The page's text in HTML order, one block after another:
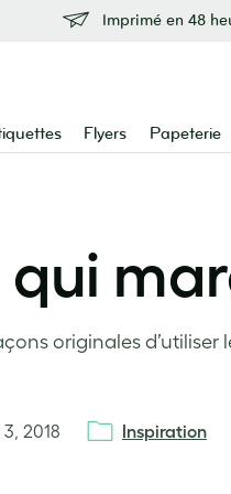
Imprimé en 48
Flyers Papeterie
originales
2018 Inspiration